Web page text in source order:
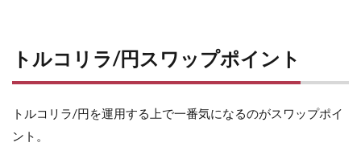
トルコリラ/円スワップポイント
トルコリラ/円を運用する上で一番気になるのがスワップポイ
ント。